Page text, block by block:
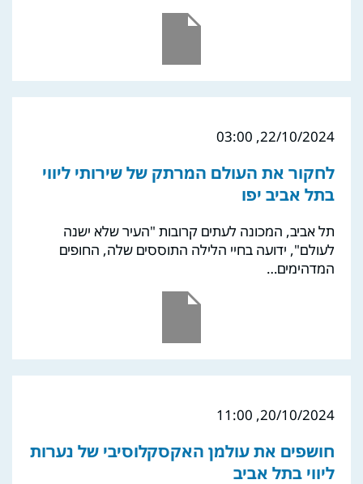
22/10/2024, 03:00
לחקור את העולם המרתק של שירותי ליווי
בתל אביב יפו
תל אביב, המכונה לעתים קרובות "העיר שלא ישנה
לעולם", ידועה בחיי הלילה התוססים שלה, החופים
המדהימים…
20/10/2024, 11:00
חושפים את עולמן האקסקלוסיבי של נערות
ליווי בתל אביב